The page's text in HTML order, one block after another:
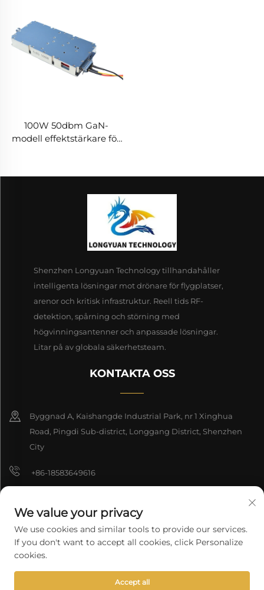
motverka drönare för
UAV
100W 50dbm GaN-
modell effektstärkare för
tillräcklig RF-sköldning
Shenzhen Longyuan Technology tillhandahåller
intelligenta lösningar mot drönare för flygplatser,
arenor och kritisk infrastruktur. Reell tids RF-
detektion, spårning och störning med
högvinningsantenner och anpassade lösningar.
Litar på av globala säkerhetsteam.
KONTAKTA OSS
Byggnad A, Kaishangde Industrial Park, nr 1 Xinghua
Road, Pingdi Sub-district, Longgang District, Shenzhen
City
+86-18583649616
8618165761396
Upphovsrätt © 2026 Shenzhen Longyuan Technology Co., Ltd. Alla
rättigheter förbehålls. Integritetspolicy
We value your privacy
We use cookies and similar tools to provide our services.
If you don't want to accept all cookies, click Personalize
cookies.
Accept all